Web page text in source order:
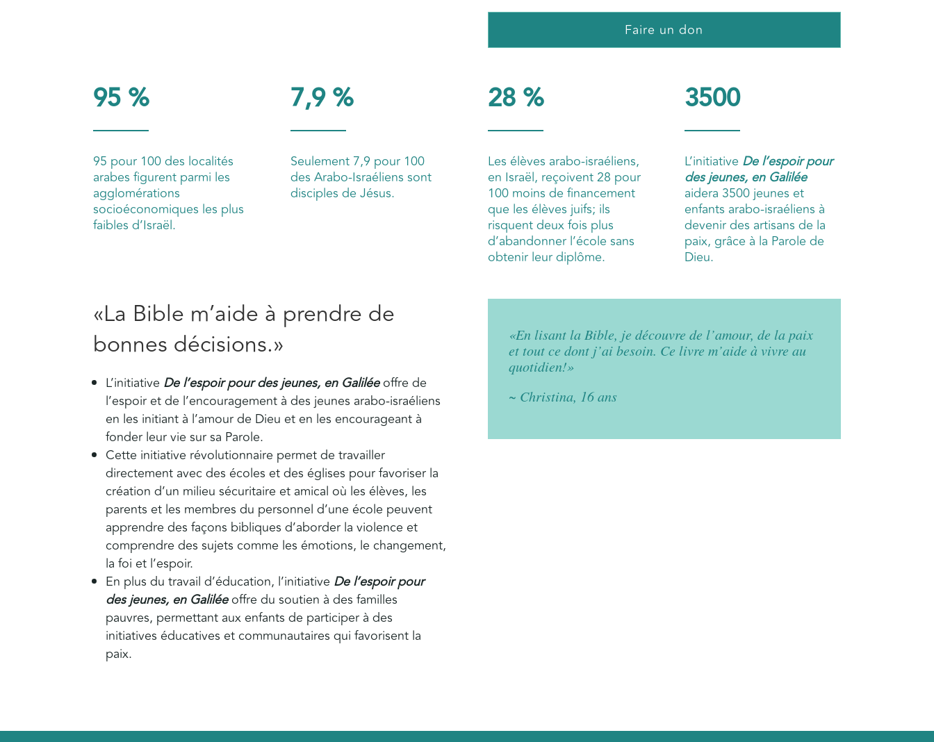
Faire un don
95 %
95 pour 100 des localités
arabes figurent parmi les
agglomérations
socioéconomiques les plus
faibles d’Israël.
7,9 %
Seulement 7,9 pour 100
des Arabo-Israéliens sont
disciples de Jésus.
28 %
Les élèves arabo-israéliens,
en Israël, reçoivent 28 pour
100 moins de financement
que les élèves juifs; ils
risquent deux fois plus
d’abandonner l’école sans
obtenir leur diplôme.
3500
L’initiative De l’espoir pour
des jeunes, en Galilée
aidera 3500 jeunes et
enfants arabo-israéliens à
devenir des artisans de la
paix, grâce à la Parole de
Dieu.
«La Bible m’aide à prendre de
bonnes décisions.»
L’initiative De l’espoir pour des jeunes, en Galiléeoffre de
l’espoir et de l’encouragement à des jeunes arabo-israéliens
en les initiant à l’amour de Dieu et en les encourageant à
fonder leur vie sur sa Parole.
Cette initiative révolutionnaire permet de travailler
directement avec des écoles et des églises pour favoriser la
création d’un milieu sécuritaire et amical où les élèves, les
parents et les membres du personnel d’une école peuvent
apprendre des façons bibliques d’aborder la violence et
comprendre des sujets comme les émotions, le changement,
la foi et l’espoir.
En plus du travail d’éducation, l’initiative De l’espoir pour
des jeunes, en Galiléeoffre du soutien à des familles
pauvres, permettant aux enfants de participer à des
initiatives éducatives et communautaires qui favorisent la
paix.
«En lisant la Bible, je découvre de l’amour, de la paix
et tout ce dont j’ai besoin. Ce livre m’aide à vivre au
quotidien!»
~ Christina, 16 ans